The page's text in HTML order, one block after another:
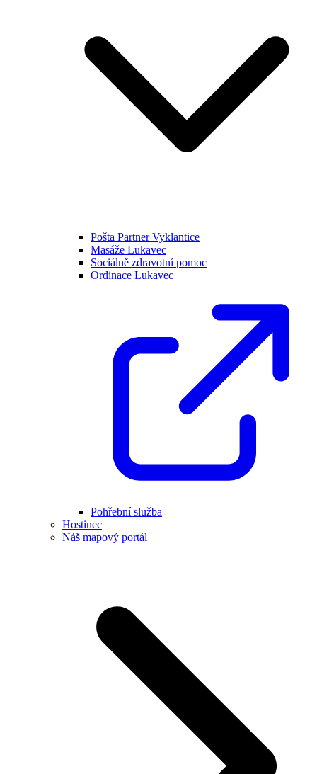
Pošta Partner Vyklantice
Masáže Lukavec
Sociálně zdravotní pomoc
Ordinace Lukavec
Pohřební služba
Hostinec
Náš mapový portál